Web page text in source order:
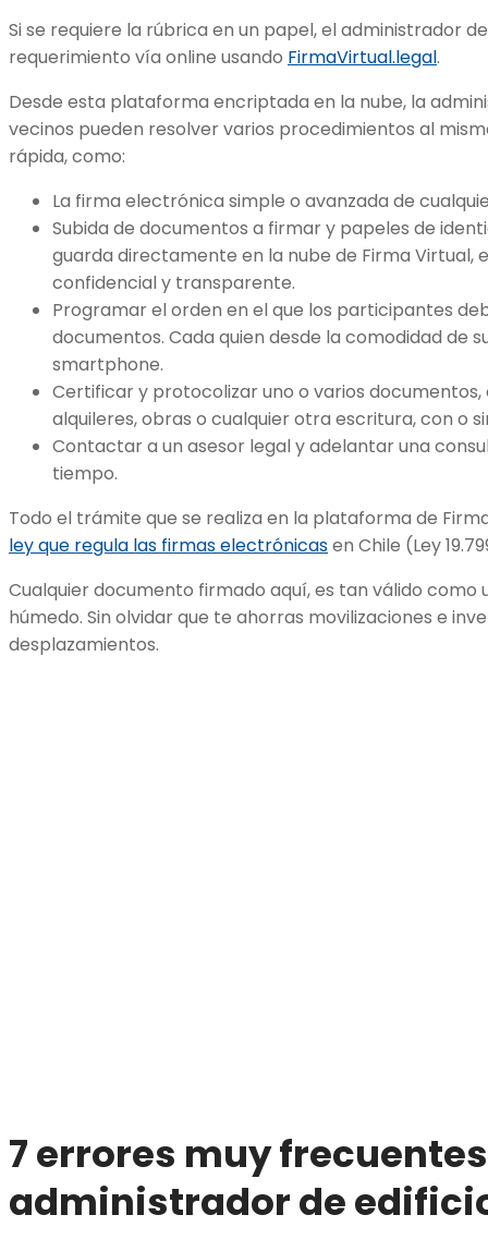
Si se requiere la rúbrica en un papel, el administrador
requerimiento vía online usando FirmaVirtual.legal.
Desde esta plataforma encriptada en la nube, la
vecinos pueden resolver varios procedimientos al
rápida, como:
La firma electrónica simple o avanzada de
Subida de documentos a firmar y papeles de
guarda directamente en la nube de Firma Virtual,
confidencial y transparente.
Programar el orden en el que los participantes
documentos. Cada quien desde la comodidad de
smartphone.
Certificar y protocolizar uno o varios
alquileres, obras o cualquier otra escritura, con o
Contactar a un asesor legal y adelantar una
tiempo.
Todo el trámite que se realiza en la plataforma de
ley que regula las firmas electrónicasen Chile (Ley
Cualquier documento firmado aquí, es tan válido como
húmedo. Sin olvidar que te ahorras movilizaciones e
desplazamientos.
7 errores muy
administrador de